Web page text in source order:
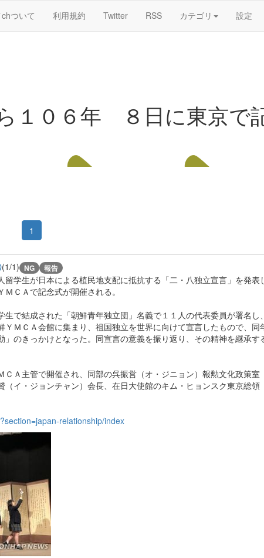
ついて 利用規約 Twitter RSS カテゴリ 設定
１０６年 ８日に東京で
1
(1/1) NG 報告
留学生が日本による植民地支配に抵抗する「二・八独立宣言」を発表
ＣＡで記念式が開催される。
で結成された「朝鮮青年独立団」名義で１１人の代表委員が署名し、
ＭＣＡ会館に集まり、祖国独立を世界に向けて宣言したもので、同
のきっかけとなった。同宣言の意義を振り返り、その精神を継承す
Ａ主管で開催され、同部の呉振営（オ・ジニョン）報勲文化政策室
イ・ジョンチャン）会長、在日大使館のキム・ヒョンスク東京総領
relationship/index